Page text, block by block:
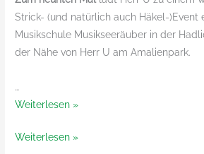
Strick- (und natürlich auch Häkel-)Event
Musikschule Musikseeräuber in der
der Nähe von Herr U am Amalienpark.
…
Le
déjeuner
Weiterlesen »
Le
Weiterlesen »